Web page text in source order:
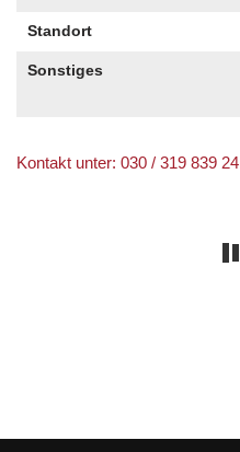
Standort
Sonstiges
Kontakt unter: 030 / 319 839 24